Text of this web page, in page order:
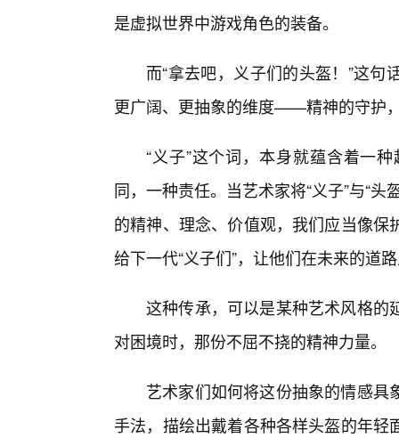
是虚拟世界中游戏角色的装备。
而“拿去吧，义子们的头盔！”这
更广阔、更抽象的维度——精神的守护
“义子”这个词，本身就蕴含着一
同，一种责任。当艺术家将“义子”与“
的精神、理念、价值观，我们应当像
给下一代“义子们”，让他们在未来的道
这种传承，可以是某种艺术风格的
对困境时，那份不屈不挠的精神力量。
艺术家们如何将这份抽象的情感
手法，描绘出戴着各种各样头盔的年